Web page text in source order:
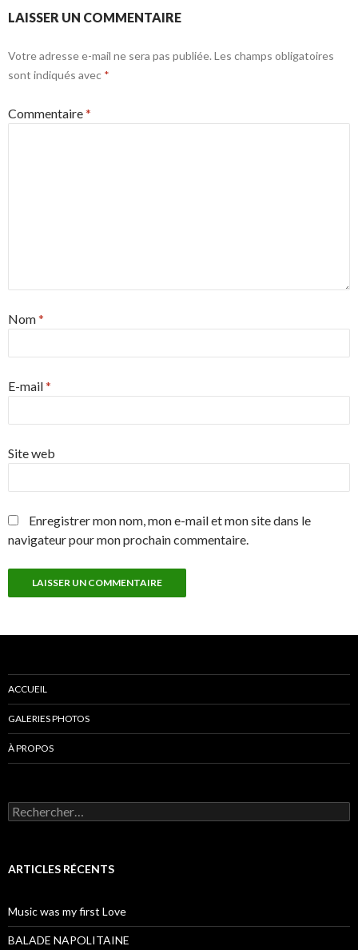
LAISSER UN COMMENTAIRE
Votre adresse e-mail ne sera pas publiée. Les champs obligatoires
sont indiqués avec *
Commentaire*
Nom*
E-mail*
Site web
Enregistrer mon nom, mon e-mail et mon site dans le
navigateur pour mon prochain commentaire.
ACCUEIL
GALERIES PHOTOS
À PROPOS
Rechercher :
ARTICLES RÉCENTS
Music was my first Love
BALADE NAPOLITAINE